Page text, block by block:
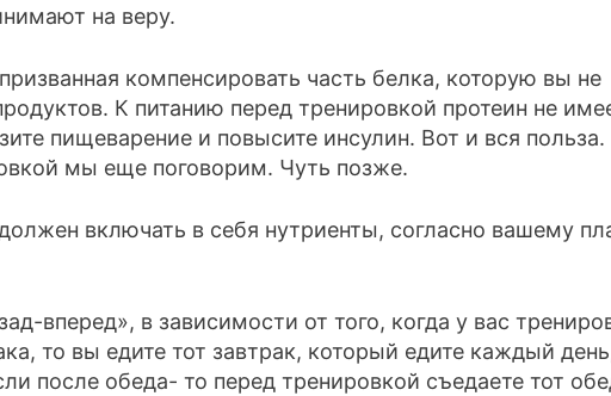
на веру.
компенсировать часть белка, которую вы не
К питанию перед тренировкой протеин не
пищеварение и повысите инсулин. Вот и вся
мы еще поговорим. Чуть позже.
включать в себя нутриенты, согласно вашему
вперед», в зависимости от того, когда у вас
то вы едите тот завтрак, который едите каждый
после обеда- то перед тренировкой съедаете тот